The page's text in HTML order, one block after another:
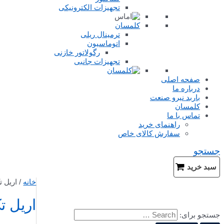
تجهیزات الکترونیکی
کلمسان
ترمینال ریلی
اتوماسیون
رگولاتور خازنی
تجهیزات جانبی
صفحه اصلی
درباره ما
باربد نیرو صنعت
کلمسان
تماس با ما
راهنمای خرید
سفارش کالای خاص
جستجو
سبد خرید
جستجو برای:
خانه / اریل
اریل